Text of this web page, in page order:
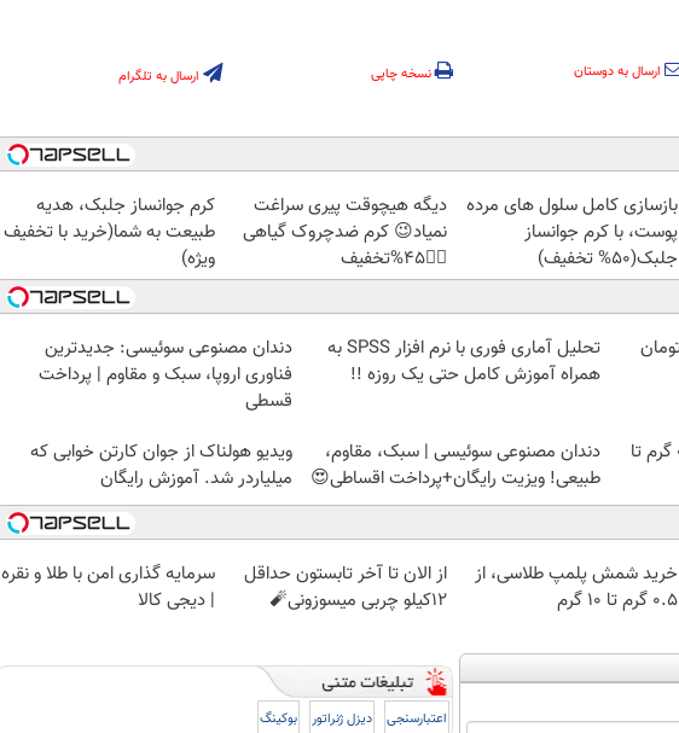
ارسال به دوستان نسخه چاپی ارسال به تلگرام
بازسازی کامل سلول های مرده
پوست، با کرم جوانساز
جلبک(50% تخفیف)
دیگه هیچوقت پیری سراغت
نمیاد😉 کرم ضدچروک گیاهی
👈🏻45%تخفیف
کرم جوانساز جلبک، هدیه
طبیعت به شما(خرید با تخفیف
ویژه)
تحلیل آماری فوری با نرم افزار SPSS به
همراه آموزش کامل حتی یک روزه !!
دندان مصنوعی سوئیسی: جدیدترین
فناوری اروپا، سبک و مقاوم | پرداخت
قسطی
خرید شمش پلمپ طلاسی، از ۰.۵ گرم تا
دندان مصنوعی سوئیسی | سبک، مقاوم،
طبیعی! ویزیت رایگان+پرداخت اقساطی😍
ویدیو هولناک از جوان کارتن خوابی که
میلیاردر شد. آموزش رایگان
خرید شمش پلمپ طلاسی، از
۰.۵ گرم تا ۱۰ گرم
از الان تا آخر تابستون حداقل
12کیلو چربی میسوزونی🧨
سرمایه گذاری امن با طلا و نقره
| دیجی کالا
اعتبارسنجی دیزل ژنراتور بوکینگ